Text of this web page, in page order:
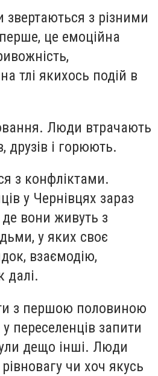
звертаються з різними
це емоційна
тлі якихось подій в
Люди втрачають
друзів і горюють.
з конфліктами.
у Чернівцях зараз
вони живуть з
у яких своє
взаємодію,
далі.
з першою половиною
переселенців запити
дещо інші. Люди
чи хоч якусь